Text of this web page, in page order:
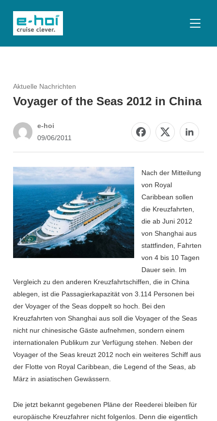
Aktuelle Nachrichten
Voyager of the Seas 2012 in China
e-hoi
09/06/2011
Nach der Mitteilung
von Royal
Caribbean sollen
die Kreuzfahrten,
die ab Juni 2012
von Shanghai aus
stattfinden, Fahrten
von 4 bis 10 Tagen
Dauer sein. Im
Vergleich zu den anderen Kreuzfahrtschiffen, die in China
ablegen, ist die Passagierkapazität von 3.114 Personen bei
der Voyager of the Seas doppelt so hoch. Bei den
Kreuzfahrten von Shanghai aus soll die Voyager of the Seas
nicht nur chinesische Gäste aufnehmen, sondern einem
internationalen Publikum zur Verfügung stehen. Neben der
Voyager of the Seas kreuzt 2012 noch ein weiteres Schiff aus
der Flotte von Royal Caribbean, die Legend of the Seas, ab
März in asiatischen Gewässern.
Die jetzt bekannt gegebenen Pläne der Reederei bleiben für
europäische Kreuzfahrer nicht folgenlos. Denn die eigentlich